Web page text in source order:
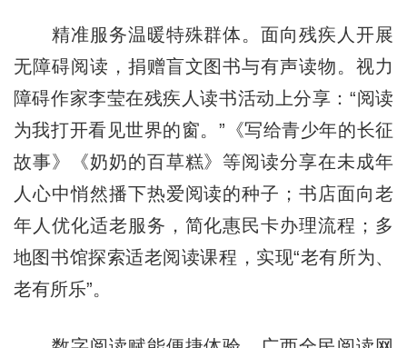
精准服务温暖特殊群体。面向残疾人开展
无障碍阅读，捐赠盲文图书与有声读物。视力
障碍作家李莹在残疾人读书活动上分享：“阅读
为我打开看见世界的窗。”《写给青少年的长征
故事》《奶奶的百草糕》等阅读分享在未成年
人心中悄然播下热爱阅读的种子；书店面向老
年人优化适老服务，简化惠民卡办理流程；多
地图书馆探索适老阅读课程，实现“老有所为、
老有所乐”。